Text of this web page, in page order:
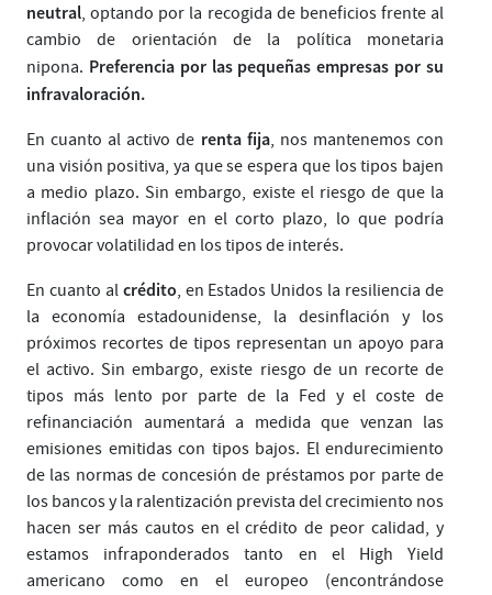
neutral, optando por la recogida de beneficios frente al
cambio de orientación de la política monetaria
nipona. Preferencia por las pequeñas empresas por su
infravaloración.
En cuanto al activo de renta fija, nos mantenemos con
una visión positiva, ya que se espera que los tipos bajen
a medio plazo. Sin embargo, existe el riesgo de que la
inflación sea mayor en el corto plazo, lo que podría
provocar volatilidad en los tipos de interés.
En cuanto al crédito, en Estados Unidos la resiliencia de
la economía estadounidense, la desinflación y los
próximos recortes de tipos representan un apoyo para
el activo. Sin embargo, existe riesgo de un recorte de
tipos más lento por parte de la Fed y el coste de
refinanciación aumentará a medida que venzan las
emisiones emitidas con tipos bajos. El endurecimiento
de las normas de concesión de préstamos por parte de
los bancos y la ralentización prevista del crecimiento nos
hacen ser más cautos en el crédito de peor calidad, y
estamos infraponderados tanto en el High Yield
americano como en el europeo (encontrándose